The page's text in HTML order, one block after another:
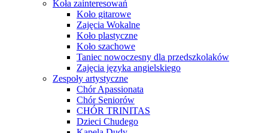
Koła zainteresowań
Koło gitarowe
Zajęcia Wokalne
Koło plastyczne
Koło szachowe
Taniec nowoczesny dla przedszkolaków
Zajęcia języka angielskiego
Zespoły artystyczne
Chór Apassionata
Chór Seniorów
CHÓR TRINITAS
Dzieci Chudego